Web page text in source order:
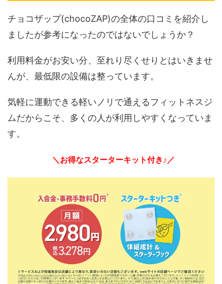
チョコザップ(chocoZAP)の全体の口コミを紹介し
ましたが参考になったのではないでしょうか？
利用料金がお安い分、至れり尽くせりとはいきませ
んが、最低限の設備は整っています。
気軽に運動できる軽いノリで通えるフィットネスジ
ムだからこそ、多くの人が利用しやすくなっていま
す。
＼お得なスターターキット付き♪／